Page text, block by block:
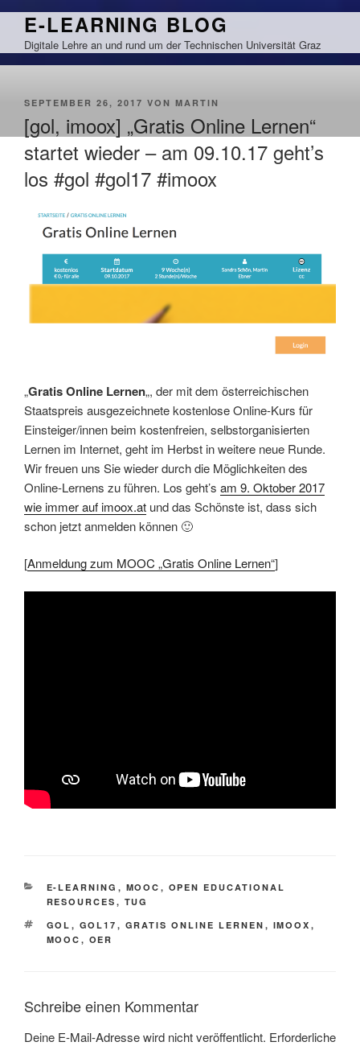
Zum
springen
E-LEARNING BLOG
Digitale Lehre an und rund um der Technischen Universität Graz
VERÖFFENTLICHT
SEPTEMBER 26, 2017 VON MARTIN
[gol, imoox] „Gratis Online Lernen“
startet wieder – am 09.10.17 geht’s
los #gol #gol17 #imoox
„Gratis Online Lernen„, der mit dem österreichischen
Staatspreis ausgezeichnete kostenlose Online-Kurs für
Einsteiger/innen beim kostenfreien, selbstorganisierten
Lernen im Internet, geht im Herbst in weitere neue Runde.
Wir freuen uns Sie wieder durch die Möglichkeiten des
Online-Lernens zu führen. Los geht’s am 9. Oktober 2017
wie immer auf imoox.at und das Schönste ist, dass sich
schon jetzt anmelden können 🙂
[Anmeldung zum MOOC „Gratis Online Lernen“]
KATEGORIEN
E-LEARNING , MOOC , OPEN EDUCATIONAL
RESOURCES , TUG
SCHLAGWÖRTER
GOL , GOL17 , GRATIS ONLINE LERNEN , IMOOX ,
MOOC , OER
Schreibe einen Kommentar
Deine E-Mail-Adresse wird nicht veröffentlicht. Erforderliche